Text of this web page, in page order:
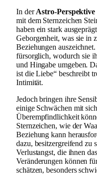
In derAstro-Perspektive
mit dem Sternzeichen
haben ein stark
Geborgenheit, was sie in
Beziehungen
fürsorglich, wodurch sie
und Hingabe umgeben.
ist die Liebe“ beschreibt
Intimität.
Jedoch bringen ihre
einige Schwächen mit
Überempfindlichkeit
Sternzeichen, wie der
Beziehung kann
dazu, besitzergreifend zu
Verlustangst, die ihnen
Veränderungen können
schätzen, besonders